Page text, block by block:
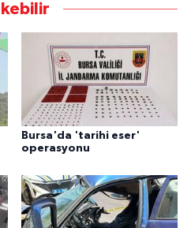
Bursa'da 'tarihi eser'
operasyonu